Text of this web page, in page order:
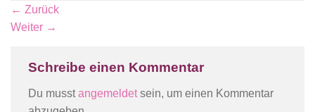
← Zurück
Weiter →
Schreibe einen Kommentar
Du musstangemeldetsein, um einen Kommentar